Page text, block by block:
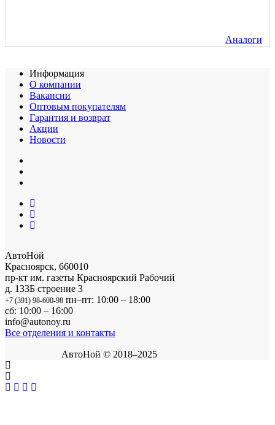
Аналоги
Информация
О компании
Вакансии
Оптовым покупателям
Гарантия и возврат
Акции
Новости
АвтоНой
Красноярск, 660010
пр-кт им. газеты Красноярский Рабочий
д. 133Б строение 3
+7 (391) 98-600-98 пн–пт: 10:00 – 18:00
сб: 10:00 – 16:00
info@autonoy.ru
Все отделения и контакты
АвтоНой © 2018–2025